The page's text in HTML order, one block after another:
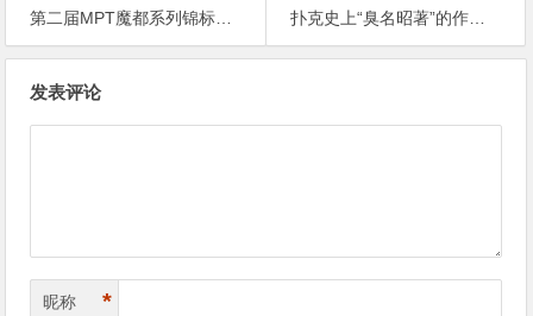
第二届MPT魔都系列锦标赛 | Day1C ​362人参赛，陈济露领衔65人晋级
扑克史上“臭名昭著”的作弊例子！Phil Ivey居然也在列？
发表评论
昵称 *